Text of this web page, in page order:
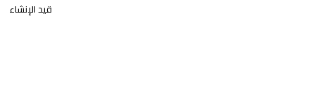
قيد الإنشاء